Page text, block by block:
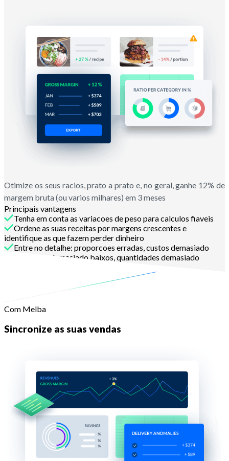
Otimize os seus racios, prato a prato e, no geral, ganhe 12% de
margem bruta (ou varios milhares) em 3 meses
Principais vantagens
Tenha em conta as variacoes de peso para calculos fiaveis
Ordene as suas receitas por margens crescentes e
identifique as que fazem perder dinheiro
Entre no detalhe: proporcoes erradas, custos demasiado
altos, precos demasiado baixos, quantidades demasiado
Com Melba
Sincronize as suas vendas